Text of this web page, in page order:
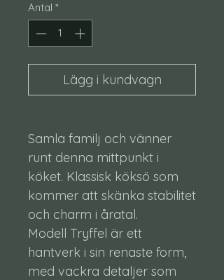
Antal *
Lägg i kundvagn
Samla familj och vänner
runt denna mittpunkt i
köket. Klassisk köksö som
kommer att skänka stabilitet
och charm i åratal.
Modell Tryffel är ett
hantverk i sin renaste form,
med vackra detaljer som